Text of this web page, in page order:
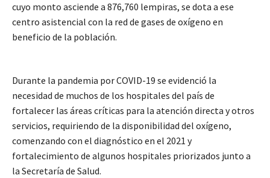
cuyo monto asciende a 876,760 lempiras, se dota a ese
centro asistencial con la red de gases de oxígeno en
beneficio de la población.
Durante la pandemia por COVID-19 se evidenció la
necesidad de muchos de los hospitales del país de
fortalecer las áreas críticas para la atención directa y otros
servicios, requiriendo de la disponibilidad del oxígeno,
comenzando con el diagnóstico en el 2021 y
fortalecimiento de algunos hospitales priorizados junto a
la Secretaría de Salud.